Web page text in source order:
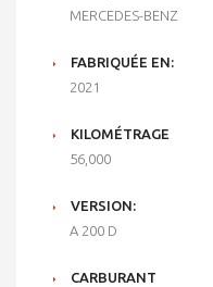
MERCEDES-BENZ
FABRIQUÉE EN:
2021
KILOMÉTRAGE
56,000
VERSION:
A 200 D
CARBURANT